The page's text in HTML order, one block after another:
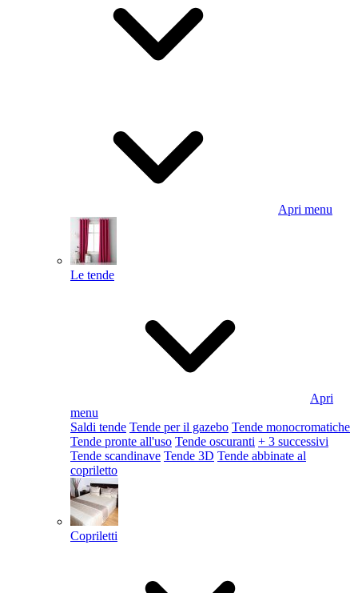
Apri menu
Le tende
Apri
menu
Saldi tende Tende per il gazebo Tende monocromatiche
Tende pronte all'uso Tende oscuranti + 3 successivi
Tende scandinave Tende 3D Tende abbinate al
copriletto
Copriletti